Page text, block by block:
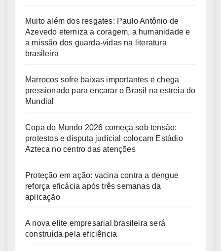
Muito além dos resgates: Paulo Antônio de
Azevedo eterniza a coragem, a humanidade e
a missão dos guarda-vidas na literatura
brasileira
Marrocos sofre baixas importantes e chega
pressionado para encarar o Brasil na estreia do
Mundial
Copa do Mundo 2026 começa sob tensão:
protestos e disputa judicial colocam Estádio
Azteca no centro das atenções
Proteção em ação: vacina contra a dengue
reforça eficácia após três semanas da
aplicação
A nova elite empresarial brasileira será
construída pela eficiência